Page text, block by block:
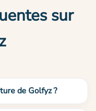
sur
de Golfyz ?